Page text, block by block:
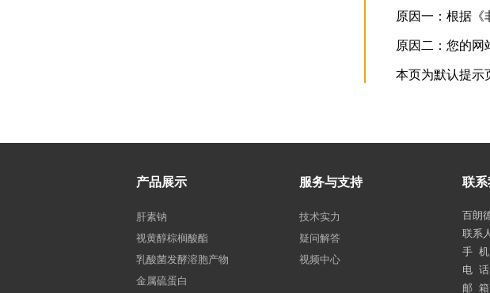
产品展示
肝素钠
视黄醇棕榈酸酯
乳酸菌发酵溶胞产物
金属硫蛋白
服务与支持
技术实力
疑问解答
视频中心
联系
百朗
联系
手 机
电 话
邮 箱